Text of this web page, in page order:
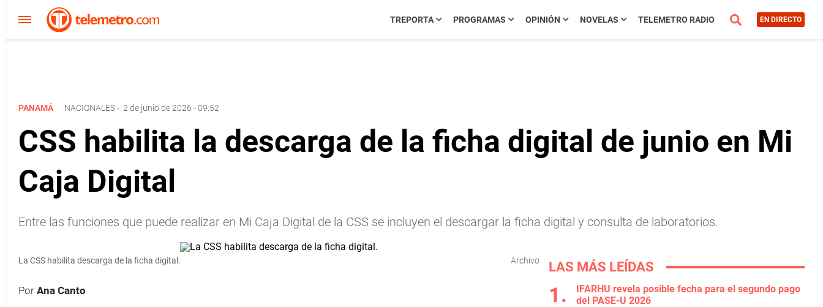
TREPORTA PROGRAMAS OPINIÓN NOVELAS TELEMETRO RADIO EN DIRECTO
PANAMÁ NACIONALES- 2 de junio de 2026 - 09:52
CSS habilita la descarga de la ficha digital de junio en Mi
Caja Digital
Entre las funciones que puede realizar en Mi Caja Digital de la CSS se incluyen el descargar la ficha digital y consulta de laboratorios.
La CSS habilita descarga de la ficha digital. Archivo
Por Ana Canto
LAS MÁS LEÍDAS
IFARHU revela posible fecha para el segundo pago
del PASE-U 2026